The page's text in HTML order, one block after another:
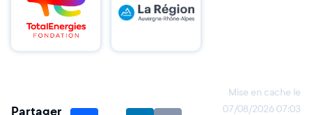
Partager
Mise en cache le
07/08/2026 07:03